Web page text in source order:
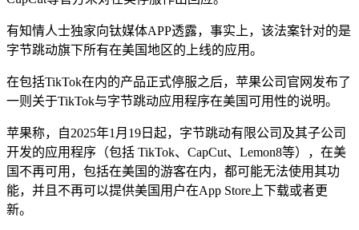
有知情人士独家向钛媒体APP透露，事实上，该法案针对的是
字节跳动旗下所有在美国地区的上线的应用。
在包括TikTok在内的产品正式停服之后，苹果公司官网发布了
一则关于TikTok与字节跳动应用程序在美国可用性的说明。
苹果称，自2025年1月19日起，字节跳动有限公司及其子公司
开发的应用程序（包括 TikTok、CapCut、Lemon8等），在美
国不再可用，包括在美国的游客在内，都可能无法使用其功
能，并且不再可以提供美国用户在App Store上下载或者更
新。